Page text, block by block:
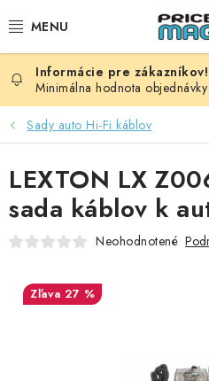
na
BATÉRIE
AUDIO - VIDEO
AUTO HI-FI
AUTOMOBIL
ELEKTROINŠTALAČNÝ
Minimálna hodnota
Sady auto Hi-Fi káblov
LEXTON LX
sada káblov k
Neohodnotené
27 %